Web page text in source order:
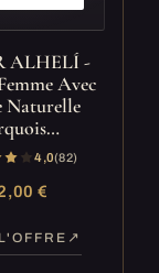
ALHELÍ -
Avec
Naturelle
4,0(82)
€